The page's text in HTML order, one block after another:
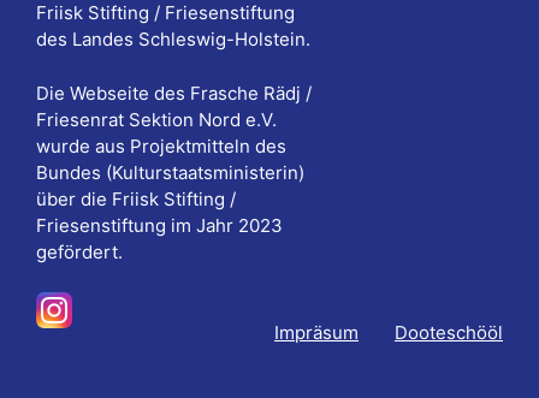
Friisk Stifting / Friesenstiftung
des Landes Schleswig-Holstein.
Die Webseite des Frasche Rädj /
Friesenrat Sektion Nord e.V.
wurde aus Projektmitteln des
Bundes (Kulturstaatsministerin)
über die Friisk Stifting /
Friesenstiftung im Jahr 2023
gefördert.
Impräsum Dooteschööl